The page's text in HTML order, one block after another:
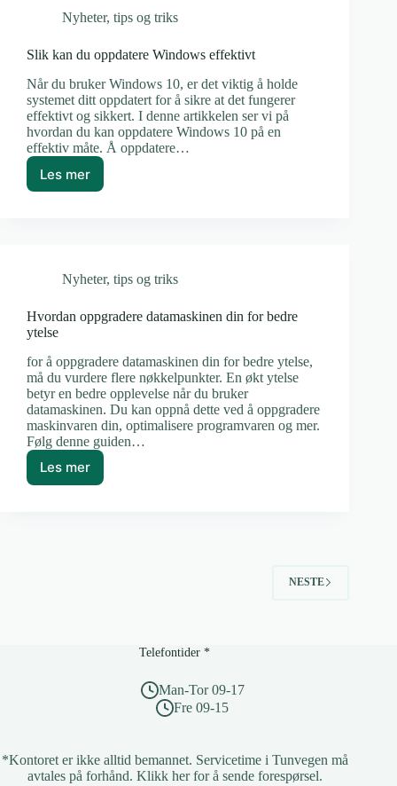
eller
Nyheter, tips og triks
Slik kan du oppdatere Windows effektivt
Når du bruker Windows 10, er det viktig å holde
systemet ditt oppdatert for å sikre at det fungerer
effektivt og sikkert. I denne artikkelen ser vi på
hvordan du kan oppdatere Windows 10 på en
effektiv måte. Å oppdatere…
Les mer
Slik
Nyheter, tips og triks
Hvordan oppgradere datamaskinen din for bedre
ytelse
for å oppgradere datamaskinen din for bedre ytelse,
må du vurdere flere nøkkelpunkter. En økt ytelse
betyr en bedre opplevelse når du bruker
datamaskinen. Du kan oppnå dette ved å oppgradere
maskinvaren din, optimalisere programvaren og mer.
Følg denne guiden…
Les mer
Hvordan
NESTE
Telefontider *
Man-Tor 09-17
Fre 09-15
*Kontoret er ikke alltid bemannet. Servicetime i Tunvegen må
avtales på forhånd. Klikk her for å sende forespørsel.